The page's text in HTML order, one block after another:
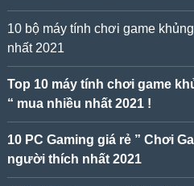
10 bộ máy tính chơi game
nhất 2021
Top 10 máy tính chơi game
“ mua nhiều nhất 2021 !
10 PC Gaming giá rẻ ” Chơi
người thích nhất 2021